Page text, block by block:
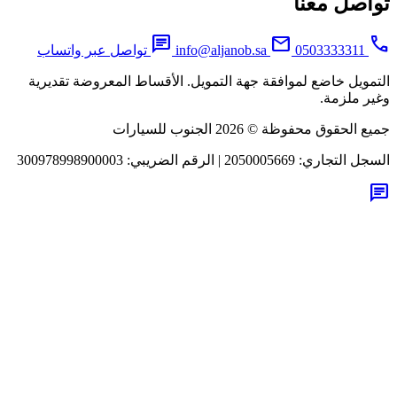
0503333311
mail
info@aljanob.sa
chatتواصل عبر واتساب
خاضع لموافقة جهة التمويل. الأقساط المعروضة تقديرية
ملزمة.
محفوظة © 2026 الجنوب للسيارات
التجاري:2050005669
| الرقم الضريبي: 300978998900003